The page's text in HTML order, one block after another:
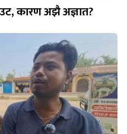
कारण अझै अज्ञात?